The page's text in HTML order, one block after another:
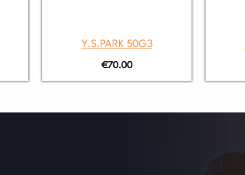
Y.S.PARK 50G3
€70.00